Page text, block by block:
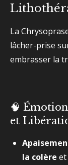
La
lâcher-prise
embrasser la
🧠
et
la colère